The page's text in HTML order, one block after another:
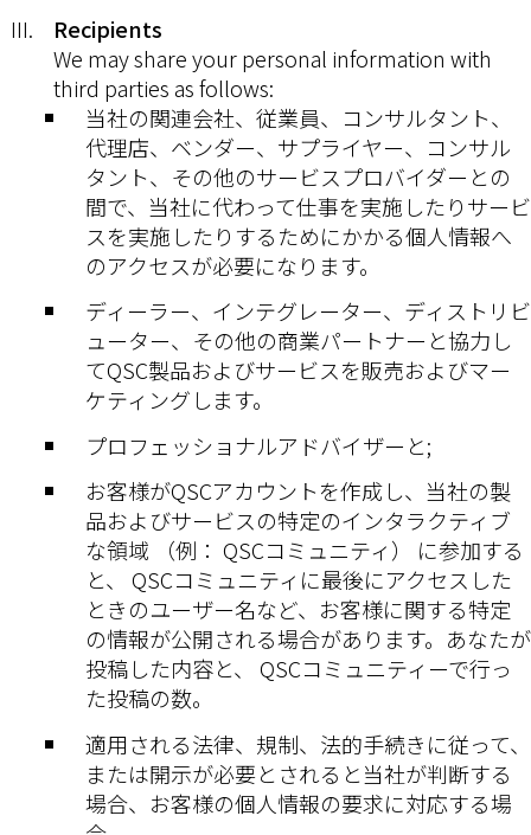
Recipients
We may share your personal information with
third parties as follows:
当社の関連会社、従業員、コンサルタント、
代理店、ベンダー、サプライヤー、コンサル
タント、その他のサービスプロバイダーとの
間で、当社に代わって仕事を実施したりサービ
スを実施したりするためにかかる個人情報へ
のアクセスが必要になります。
ディーラー、インテグレーター、ディストリビ
ューター、その他の商業パートナーと協力し
てQSC製品およびサービスを販売およびマー
ケティングします。
プロフェッショナルアドバイザーと;
お客様がQSCアカウントを作成し、当社の製
品およびサービスの特定のインタラクティブ
な領域 （例： QSCコミュニティ） に参加する
と、 QSCコミュニティに最後にアクセスした
ときのユーザー名など、お客様に関する特定
の情報が公開される場合があります。あなたが
投稿した内容と、 QSCコミュニティーで行っ
た投稿の数。
適用される法律、規制、法的手続きに従って、
または開示が必要とされると当社が判断する
場合、お客様の個人情報の要求に対応する場